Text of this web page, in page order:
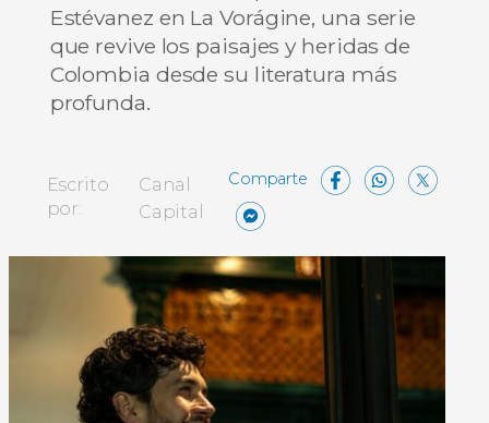
Estévanez en La Vorágine, una serie
que revive los paisajes y heridas de
Colombia desde su literatura más
profunda.
Escrito
por:
Canal
Capital